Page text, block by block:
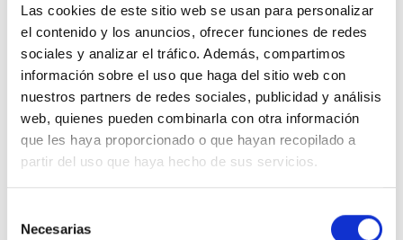
Las cookies de este sitio web se usan para personalizar
el contenido y los anuncios, ofrecer funciones de redes
sociales y analizar el tráfico. Además, compartimos
información sobre el uso que haga del sitio web con
nuestros partners de redes sociales, publicidad y análisis
web, quienes pueden combinarla con otra información
que les haya proporcionado o que hayan recopilado a
partir del uso que haya hecho de sus servicios.
Necesarias
100% Online Segunda mano